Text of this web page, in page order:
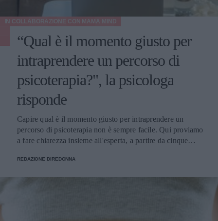
“Qual è il momento giusto per
intraprendere un percorso di
psicoterapia?", la psicologa
risponde
Capire qual è il momento giusto per intraprendere un
percorso di psicoterapia non è sempre facile. Qui proviamo
a fare chiarezza insieme all'esperta, a partire da cinque
IN COLLABORAZIONE CON MAMA MIND
REDAZIONE DIREDONNA